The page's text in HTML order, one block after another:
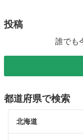
投稿
誰でも
都道府県で検索
北海道